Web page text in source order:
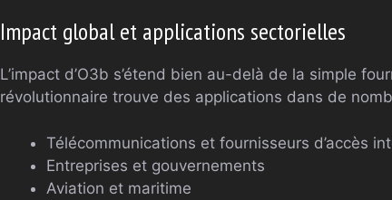
Impact global et applications sectorielles
L’impact d’O3b s’étend bien au-delà de la simple
révolutionnaire trouve des applications dans de
Télécommunications et fournisseurs d’accès
Entreprises et gouvernements
Aviation et maritime